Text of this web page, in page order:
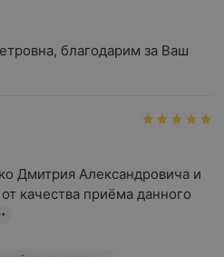
—
до 50 см(для МРТ коленного
благодарим за Ваш
Дмитрия Александровича и
качества приёма данного